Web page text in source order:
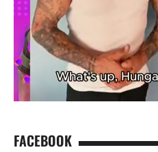
FACEBOOK